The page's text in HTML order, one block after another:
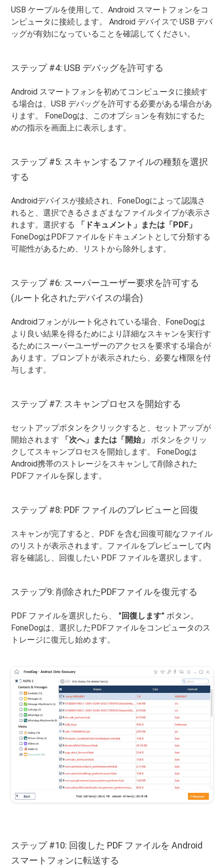
USB ケーブルを使用して、Android スマートフォンをコ
ンピュータに接続します。 Android デバイスで USB デバ
ッグが有効になっていることを確認してください。
ステップ #4: USB デバッグを許可する
Android スマートフォンを初めてコンピュータに接続す
る場合は、USB デバッグを許可する必要がある場合があ
ります。 FoneDogは、このオプションを有効にするた
めの指示を画面上に表示します。
ステップ #5: スキャンするファイルの種類を選択
する
Androidデバイスが接続され、FoneDogによって認識さ
れると、選択できるさまざまなファイルタイプが表示さ
れます。選択する
「ドキュメント」または「PDF」
FoneDogはPDFファイルをドキュメントとして分類する
可能性があるため、リストから除外します。
ステップ #6: スーパーユーザー要求を許可する
(ルート化されたデバイスの場合)
Androidフォンがルート化されている場合、FoneDogは
より良い結果を得るためにより詳細なスキャンを実行す
るためにスーパーユーザーのアクセスを要求する場合が
あります。プロンプトが表示されたら、必要な権限を付
与します。
ステップ #7: スキャンプロセスを開始する
セットアップボタンをクリックすると、セットアップが
開始されます
「次へ」または「開始」
ボタンをクリッ
クしてスキャンプロセスを開始します。 FoneDogは
Android携帯のストレージをスキャンして削除された
PDFファイルを探します。
ステップ #8: PDF ファイルのプレビューと回復
スキャンが完了すると、PDF を含む回復可能なファイル
のリストが表示されます。ファイルをプレビューして内
容を確認し、回復したい PDF ファイルを選択します。
ステップ9: 削除されたPDFファイルを復元する
PDF ファイルを選択したら、 "回復します" ボタン。
FoneDogは、選択したPDFファイルをコンピュータのス
トレージに復元し始めます。
ステップ #10: 回復した PDF ファイルを Android
スマートフォンに転送する